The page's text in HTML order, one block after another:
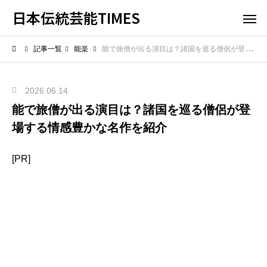
日本伝統芸能TIMES
記事一覧 能楽 能で旅僧が出る演目は？諸国を巡る僧侶が登場する情感豊かな名作を紹介
2026.06.14
能で旅僧が出る演目は？諸国を巡る僧侶が登
場する情感豊かな名作を紹介
[PR]